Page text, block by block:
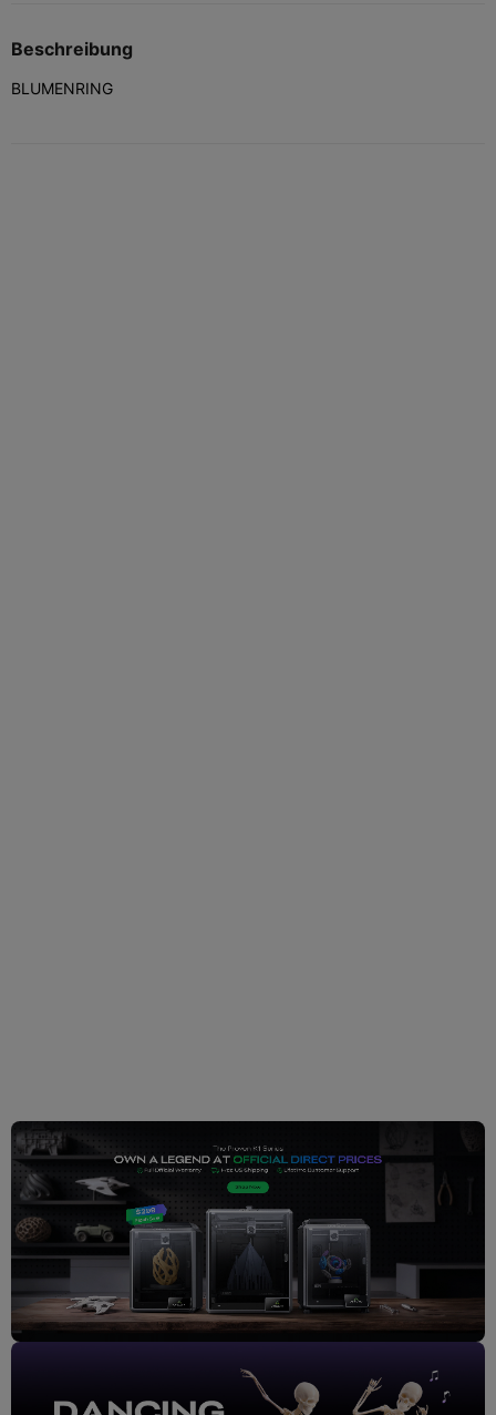
Beschreibung
BLUMENRING